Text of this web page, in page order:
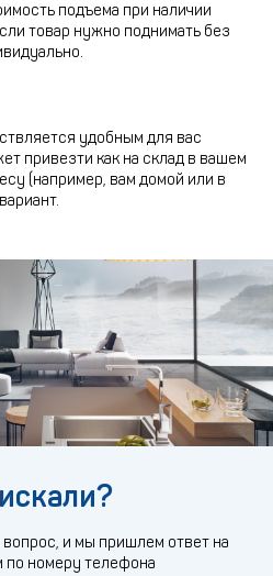
подъема при наличии
товар нужно поднимать без
удобным для вас
привезти как на склад в вашем
(например, вам домой или в
и мы пришлем ответ на
по номеру телефона